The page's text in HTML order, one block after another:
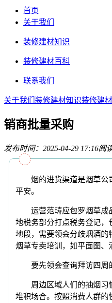
首页
关于我们
装修建材知识
装修建材百科
联系我们
关于我们 装修建材知识装修建
销商批量采购
发布时间：2025-04-29 17:16阅
烟的进货渠道是烟草公司
平安。
运营范畴应包罗烟草成品
地税务部分打点税务登记
地段，需要领会分歧烟酒
烟草专卖培训，如平面图、
要先领会查询拜访四周的
周边区域人们的抽烟习惯
堆积场合。按照消费人群